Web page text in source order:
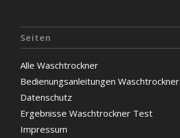
Seiten
Alle Waschtrockner
Bedienungsanleitungen Waschtrockner
Datenschutz
Ergebnisse Waschtrockner Test
Impressum